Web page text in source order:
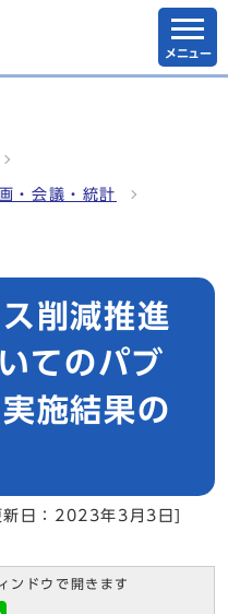
メニュー
・会議・統計
削減推進
てのパブ
施結果の
新日：2023年3月3日]
ンドウで開きます